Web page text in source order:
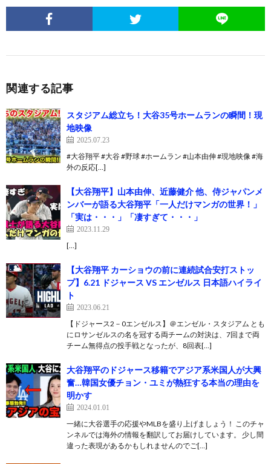
関連する記事
スタジアム総立ち！大谷35号ホームランの瞬間！現
地映像
2025.07.23
#大谷翔平 #大谷 #野球 #ホームラン #山本由伸 #現地映像 #海
外の反応[…]
【大谷翔平】山本由伸、近藤健介 他、侍ジャパンメ
ンバーが語る大谷翔平「一人だけマンガの世界！」
「実は・・・」「凄すぎて・・・」
2023.11.29
[…]
【大谷翔平 カーショウの前に連続試合安打ストッ
プ】6.21 ドジャース VS エンゼルス 日本語ハイライ
ト
2023.06.21
【ドジャース2－0エンゼルス】＠エンゼル・スタジアム とも
にロサンゼルスの名を冠する両チームの対決は、7回まで両
チーム無得点の投手戦となったが、8回表[…]
大谷翔平のドジャース移籍でアジア系米国人が大興
奮…韓国女優チョン・ユミが熱狂する本当の理由を
明かす
2024.01.01
一緒に大谷選手の応援やMLBを盛り上げましょう！ このチャ
ンネルでは海外の情報を翻訳してお届けしています。 少し間
違った表現があるかもしれませんのでご[…]